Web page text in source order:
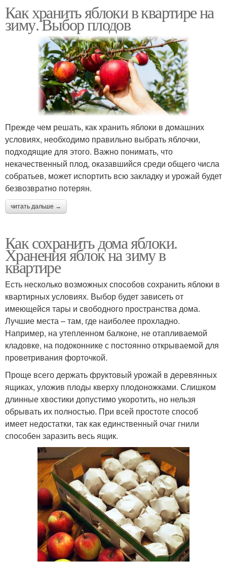
Как хранить яблоки в квартире на
зиму. Выбор плодов
Прежде чем решать, как хранить яблоки в домашних
условиях, необходимо правильно выбрать яблочки,
подходящие для этого. Важно понимать, что
некачественный плод, оказавшийся среди общего числа
собратьев, может испортить всю закладку и урожай будет
безвозвратно потерян.
читать дальше →
Как сохранить дома яблоки.
Хранения яблок на зиму в
квартире
Есть несколько возможных способов сохранить яблоки в
квартирных условиях. Выбор будет зависеть от
имеющейся тары и свободного пространства дома.
Лучшие места – там, где наиболее прохладно.
Например, на утепленном балконе, не отапливаемой
кладовке, на подоконнике с постоянно открываемой для
проветривания форточкой.
Проще всего держать фруктовый урожай в деревянных
ящиках, уложив плоды кверху плодоножками. Слишком
длинные хвостики допустимо укоротить, но нельзя
обрывать их полностью. При всей простоте способ
имеет недостатки, так как единственный очаг гнили
способен заразить весь ящик.